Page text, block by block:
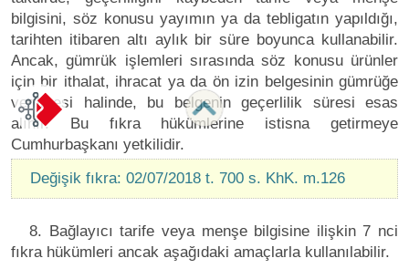
bilgisini, söz konusu yayımın ya da tebligatın yapıldığı,
tarihten itibaren altı aylık bir süre boyunca kullanabilir.
Ancak, gümrük işlemleri sırasında söz konusu ürünler
için bir ithalat, ihracat ya da ön izin belgesinin gümrüğe
verilmesi halinde, bu belgenin geçerlilik süresi esas
alınır. Bu fıkra hükümlerine istisna getirmeye
Cumhurbaşkanı yetkilidir.
Değişik fıkra: 02/07/2018 t. 700 s. KhK. m.126
8. Bağlayıcı tarife veya menşe bilgisine ilişkin 7 nci
fıkra hükümleri ancak aşağıdaki amaçlarla kullanılabilir.